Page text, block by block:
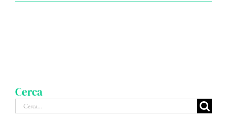
Cerca
Cerca
per: